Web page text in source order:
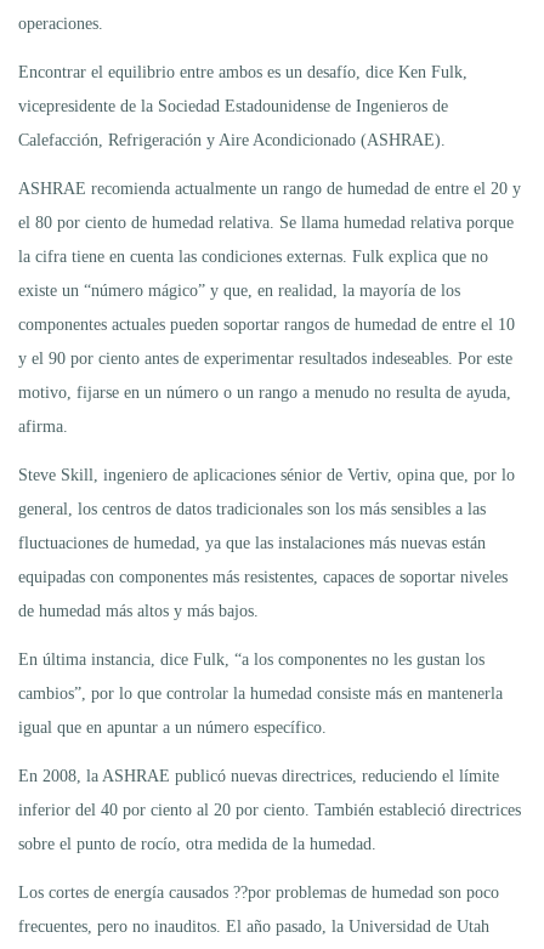
operaciones.
Encontrar el equilibrio entre ambos es un desafío, dice Ken Fulk,
vicepresidente de la Sociedad Estadounidense de Ingenieros de
Calefacción, Refrigeración y Aire Acondicionado (ASHRAE).
ASHRAE recomienda actualmente un rango de humedad de entre el 20 y
el 80 por ciento de humedad relativa. Se llama humedad relativa porque
la cifra tiene en cuenta las condiciones externas. Fulk explica que no
existe un “número mágico” y que, en realidad, la mayoría de los
componentes actuales pueden soportar rangos de humedad de entre el 10
y el 90 por ciento antes de experimentar resultados indeseables. Por este
motivo, fijarse en un número o un rango a menudo no resulta de ayuda,
afirma.
Steve Skill, ingeniero de aplicaciones sénior de Vertiv, opina que, por lo
general, los centros de datos tradicionales son los más sensibles a las
fluctuaciones de humedad, ya que las instalaciones más nuevas están
equipadas con componentes más resistentes, capaces de soportar niveles
de humedad más altos y más bajos.
En última instancia, dice Fulk, “a los componentes no les gustan los
cambios”, por lo que controlar la humedad consiste más en mantenerla
igual que en apuntar a un número específico.
En 2008, la ASHRAE publicó nuevas directrices, reduciendo el límite
inferior del 40 por ciento al 20 por ciento. También estableció directrices
sobre el punto de rocío, otra medida de la humedad.
Los cortes de energía causados ??por problemas de humedad son poco
frecuentes, pero no inauditos. El año pasado, la Universidad de Utah